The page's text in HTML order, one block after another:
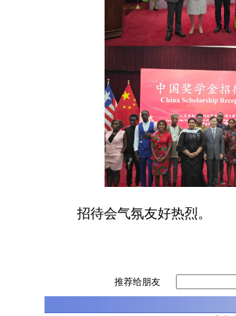
招待会气氛友好热烈。
推荐给朋友